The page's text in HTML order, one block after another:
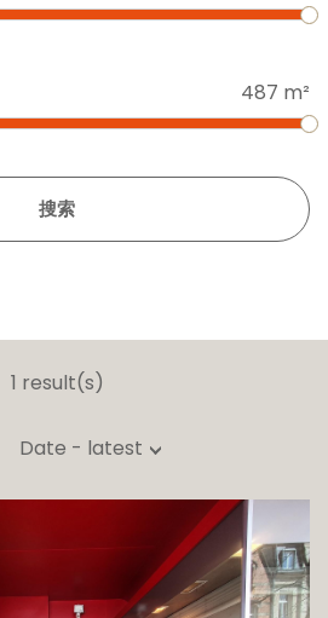
487 m²
搜索
1 result(s)
Date - latest